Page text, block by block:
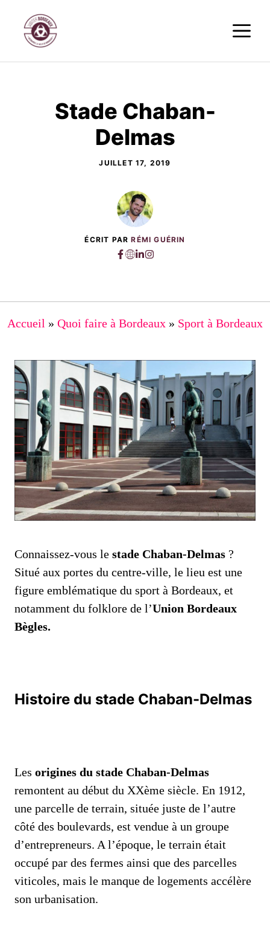
contenu
Stade Chaban-
Delmas
JUILLET 17, 2019
ÉCRIT PARRÉMI GUÉRIN
Accueil » Quoi faire à Bordeaux » Sport à Bordeaux
Connaissez-vous le stade Chaban-Delmas ?
Situé aux portes du centre-ville, le lieu est une
figure emblématique du sport à Bordeaux, et
notamment du folklore de l’Union Bordeaux
Bègles.
Histoire du stade Chaban-Delmas
Les origines du stade Chaban-Delmas
remontent au début du XXème siècle. En 1912,
une parcelle de terrain, située juste de l’autre
côté des boulevards, est vendue à un groupe
d’entrepreneurs. A l’époque, le terrain était
occupé par des fermes ainsi que des parcelles
viticoles, mais le manque de logements accélère
son urbanisation.